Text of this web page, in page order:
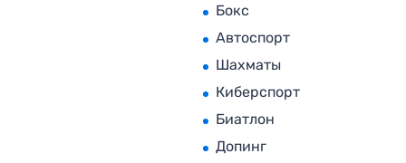
Бокс
Автоспорт
Шахматы
Киберспорт
Биатлон
Допинг